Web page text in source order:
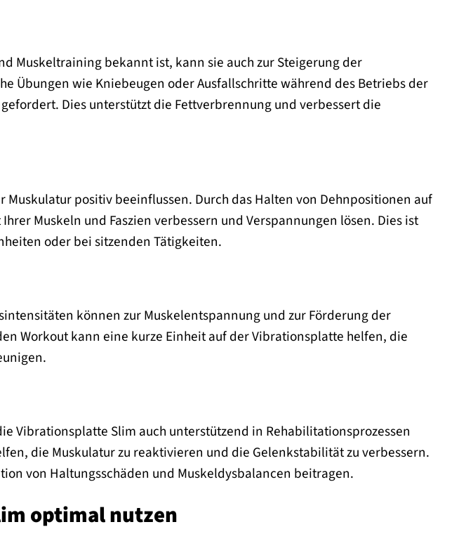
Muskeltraining bekannt ist, kann sie auch zur Steigerung der
Übungen wie Kniebeugen oder Ausfallschritte während des Betriebs der
Dies unterstützt die Fettverbrennung und verbessert die
positiv beeinflussen. Durch das Halten von Dehnpositionen auf
Muskeln und Faszien verbessern und Verspannungen lösen. Dies ist
oder bei sitzenden Tätigkeiten.
können zur Muskelentspannung und zur Förderung der
Workout kann eine kurze Einheit auf der Vibrationsplatte helfen, die
Vibrationsplatte Slim auch unterstützend in Rehabilitationsprozessen
die Muskulatur zu reaktivieren und die Gelenkstabilität zu verbessern.
von Haltungsschäden und Muskeldysbalancen beitragen.
optimal nutzen